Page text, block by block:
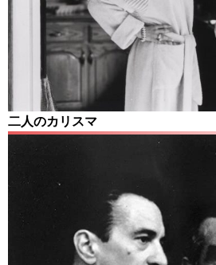
二人のカリスマ